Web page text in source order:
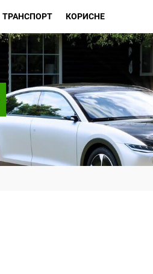
ТРАНСПОРТ КОРИСНЕ